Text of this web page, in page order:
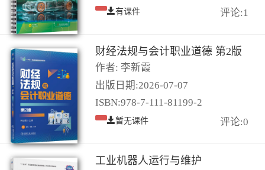
有课件 评论:1
财经法规与会计职业道德 第2版
作者: 李新霞
出版日期:2026-07-07
ISBN:978-7-111-81199-2
暂无课件 评论:0
工业机器人运行与维护